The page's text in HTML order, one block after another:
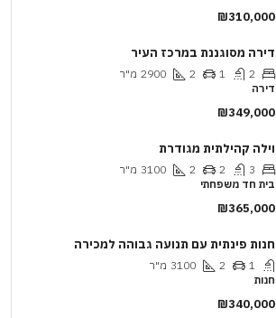
₪310,000
דירה מסוגננת במרכז העיר
2
1
2
2900 מ"ר
דירה
₪349,000
וילה קהילתית מגודרת
3
2
2
3100 מ"ר
בית חד משפחתי
₪365,000
חנות פינתית עם תנועה גבוהה למכירה
1
2
3100 מ"ר
חנות
₪340,000